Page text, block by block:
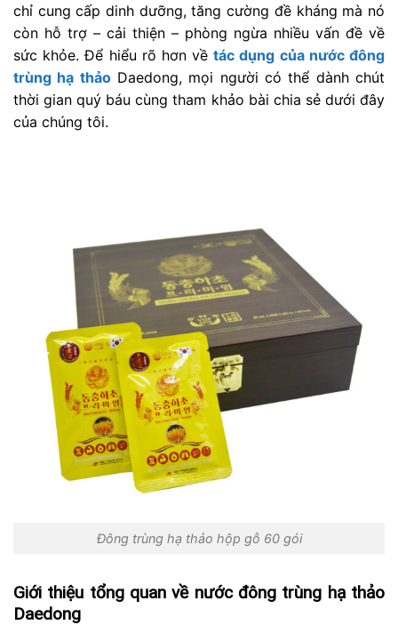
chỉ cung cấp dinh dưỡng, tăng cường đề kháng mà nó
còn hỗ trợ – cải thiện – phòng ngừa nhiều vấn đề về
sức khỏe. Để hiểu rõ hơn vềtác dụng của nước đông
trùng hạ thảoDaedong, mọi người có thể dành chút
thời gian quý báu cùng tham khảo bài chia sẻ dưới đây
của chúng tôi.
Đông trùng hạ thảo hộp gỗ 60 gói
Giới thiệu tổng quan về nước đông trùng hạ thảo
Daedong